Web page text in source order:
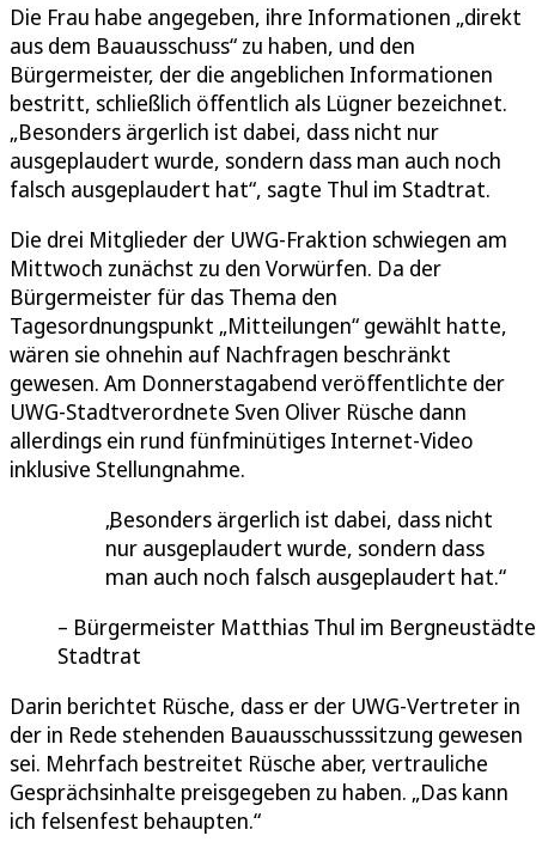
Die Frau habe angegeben, ihre Informationen „direkt
aus dem Bauausschuss“ zu haben, und den
Bürgermeister, der die angeblichen Informationen
bestritt, schließlich öffentlich als Lügner bezeichnet.
„Besonders ärgerlich ist dabei, dass nicht nur
ausgeplaudert wurde, sondern dass man auch noch
falsch ausgeplaudert hat“, sagte Thul im Stadtrat.
Die drei Mitglieder der UWG-Fraktion schwiegen am
Mittwoch zunächst zu den Vorwürfen. Da der
Bürgermeister für das Thema den
Tagesordnungspunkt „Mitteilungen“ gewählt hatte,
wären sie ohnehin auf Nachfragen beschränkt
gewesen. Am Donnerstagabend veröffentlichte der
UWG-Stadtverordnete Sven Oliver Rüsche dann
allerdings ein rund fünfminütiges Internet-Video
inklusive Stellungnahme.
Besonders ärgerlich ist dabei, dass nicht
nur ausgeplaudert wurde, sondern dass
man auch noch falsch ausgeplaudert hat.
Bürgermeister Matthias Thul im
Stadtrat
Darin berichtet Rüsche, dass er der UWG-Vertreter in
der in Rede stehenden Bauausschusssitzung gewesen
sei. Mehrfach bestreitet Rüsche aber, vertrauliche
Gesprächsinhalte preisgegeben zu haben. „Das kann
ich felsenfest behaupten.“